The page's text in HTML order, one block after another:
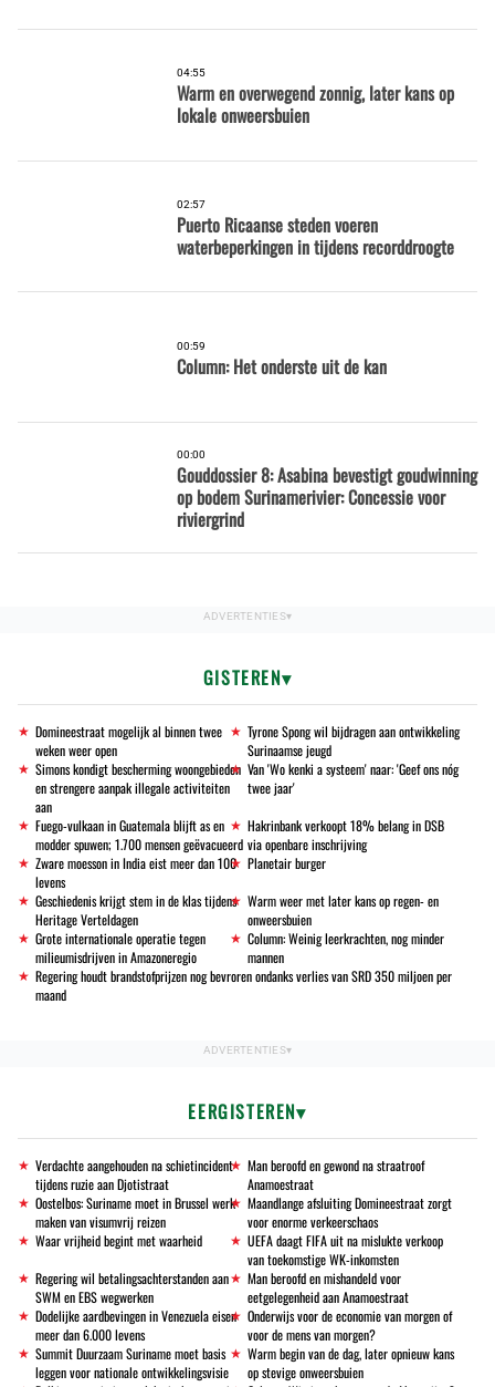
04:55
Warm en overwegend zonnig, later kans op
lokale onweersbuien
02:57
Puerto Ricaanse steden voeren
waterbeperkingen in tijdens recorddroogte
00:59
Column: Het onderste uit de kan
00:00
Gouddossier 8: Asabina bevestigt goudwinning
op bodem Surinamerivier: Concessie voor
riviergrind
GISTEREN
Domineestraat mogelijk al binnen twee
weken weer open
Tyrone Spong wil bijdragen aan ontwikkeling
Surinaamse jeugd
Simons kondigt bescherming woongebieden
en strengere aanpak illegale activiteiten
aan
Van 'Wo kenki a systeem' naar: 'Geef ons nóg
twee jaar'
Fuego-vulkaan in Guatemala blijft as en
modder spuwen; 1.700 mensen geëvacueerd
Hakrinbank verkoopt 18% belang in DSB
via openbare inschrijving
Zware moesson in India eist meer dan 100
levens
Planetair burger
Geschiedenis krijgt stem in de klas tijdens
Heritage Verteldagen
Warm weer met later kans op regen- en
onweersbuien
Grote internationale operatie tegen
milieumisdrijven in Amazoneregio
Column: Weinig leerkrachten, nog minder
mannen
Regering houdt brandstofprijzen nog bevroren ondanks verlies van SRD 350 miljoen per
maand
EERGISTEREN
Verdachte aangehouden na schietincident
tijdens ruzie aan Djotistraat
Man beroofd en gewond na straatroof
Anamoestraat
Oostelbos: Suriname moet in Brussel werk
maken van visumvrij reizen
Maandlange afsluiting Domineestraat zorgt
voor enorme verkeerschaos
Waar vrijheid begint met waarheid
UEFA daagt FIFA uit na mislukte verkoop
van toekomstige WK-inkomsten
Regering wil betalingsachterstanden aan
SWM en EBS wegwerken
Man beroofd en mishandeld voor
eetgelegenheid aan Anamoestraat
Dodelijke aardbevingen in Venezuela eisen
meer dan 6.000 levens
Onderwijs voor de economie van morgen of
voor de mens van morgen?
Summit Duurzaam Suriname moet basis
leggen voor nationale ontwikkelingsvisie
Warm begin van de dag, later opnieuw kans
op stevige onweersbuien